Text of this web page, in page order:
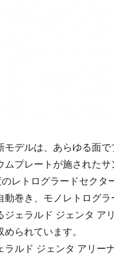
モデルは、あらゆる面
ムプレートが施された
レトログラードセクタ
動巻き、モノレトログ
ジェラルド ジェンタ ア
められています。
ラルド ジェンタ アリ